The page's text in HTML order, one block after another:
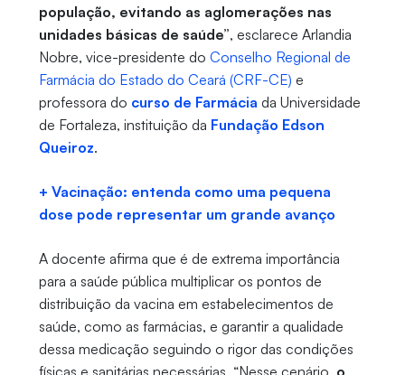
população, evitando as aglomerações nas
unidades básicas de saúde”, esclarece Arlandia
Nobre, vice-presidente do Conselho Regional de
Farmácia do Estado do Ceará (CRF-CE) e
professora do curso de Farmácia da Universidade
de Fortaleza, instituição da Fundação Edson
Queiroz.
+ Vacinação: entenda como uma pequena
dose pode representar um grande avanço
A docente afirma que é de extrema importância
para a saúde pública multiplicar os pontos de
distribuição da vacina em estabelecimentos de
saúde, como as farmácias, e garantir a qualidade
dessa medicação seguindo o rigor das condições